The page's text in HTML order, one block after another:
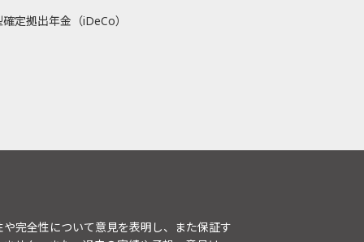
定拠出年金（iDeCo）
完全性について意見を表明し、また保証す